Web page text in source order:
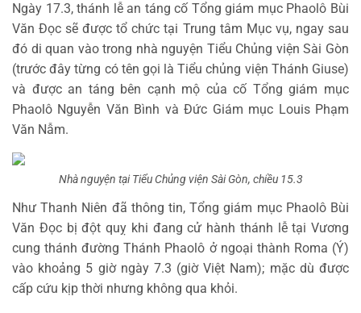
Ngày 17.3, thánh lễ an táng cố Tổng giám mục Phaolô Bùi
Văn Đọc sẽ được tổ chức tại Trung tâm Mục vụ, ngay sau
đó di quan vào trong nhà nguyện Tiểu Chủng viện Sài Gòn
(trước đây từng có tên gọi là Tiểu chủng viện Thánh Giuse)
và được an táng bên cạnh mộ của cố Tổng giám mục
Phaolô Nguyễn Văn Bình và Đức Giám mục Louis Phạm
Văn Nẫm.
Nhà nguyện tại Tiểu Chủng viện Sài Gòn, chiều 15.3
Như Thanh Niên đã thông tin, Tổng giám mục Phaolô Bùi
Văn Đọc bị đột quỵ khi đang cử hành thánh lễ tại Vương
cung thánh đường Thánh Phaolô ở ngoại thành Roma (Ý)
vào khoảng 5 giờ ngày 7.3 (giờ Việt Nam); mặc dù được
cấp cứu kịp thời nhưng không qua khỏi.